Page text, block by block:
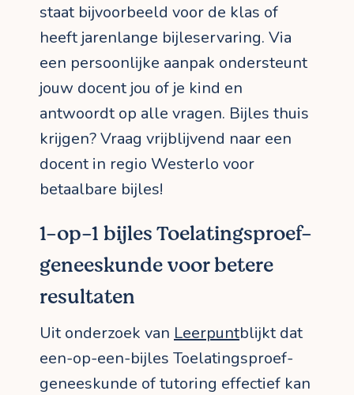
staat bijvoorbeeld voor de klas of
heeft jarenlange bijleservaring. Via
een persoonlijke aanpak ondersteunt
jouw docent jou of je kind en
antwoordt op alle vragen. Bijles thuis
krijgen? Vraag vrijblijvend naar een
docent in regio Westerlo voor
betaalbare bijles!
1-op-1 bijles Toelatingsproef-
geneeskunde voor betere
resultaten
Uit onderzoek van Leerpuntblijkt dat
een-op-een-bijles Toelatingsproef-
geneeskunde of tutoring effectief kan